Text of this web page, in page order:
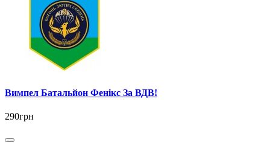
Вимпел Батальйон Фенікс За ВДВ!
290грн